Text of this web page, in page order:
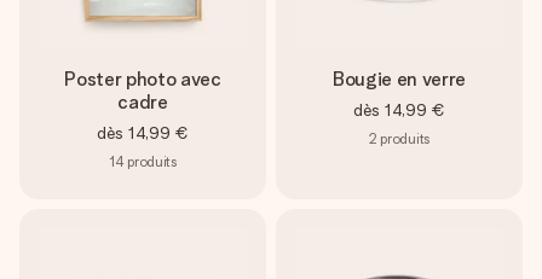
Poster photo avec
cadre
dès 14,99 €
14 produits
Bougie en verre
dès 14,99 €
2 produits